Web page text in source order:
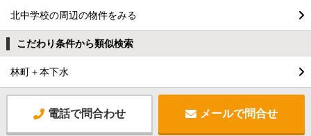
北中学校の周辺の物件をみる
こだわり条件から類似検索
林町＋本下水
電話で問合わせ メールで問合せ